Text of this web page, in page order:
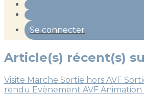
Se connecter
Article(s) récent(s)
Visite Marche Sortie hors AVF
rendu Evènement AVF Animation